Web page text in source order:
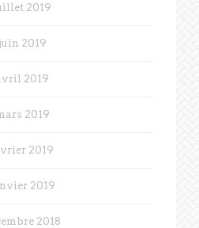
2019
juin 2019
2019
2019
2019
2019
2018